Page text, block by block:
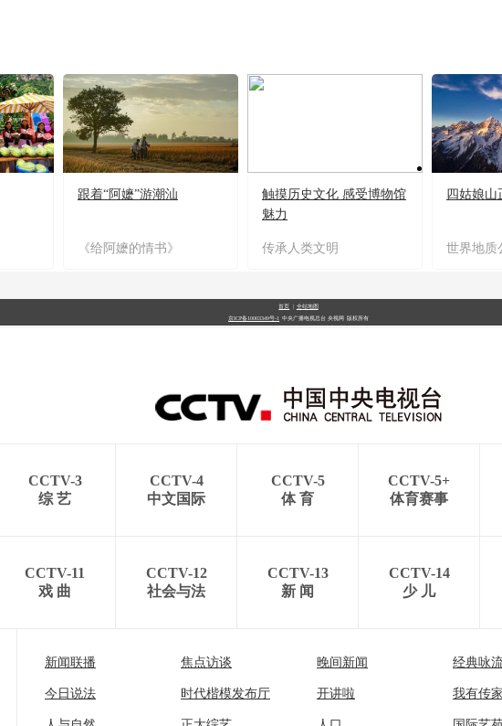
跟着“阿嬷”游潮汕
《给阿嬷的情书》
触摸历史文化 感受博物馆
魅力
传承人类文明
四姑娘山
世界地质
首页 全站地图
京ICP备10003349号-1 中央广播电视总台 央视网 版权所有
CCTV-3
综 艺
CCTV-4
中文国际
CCTV-5
体 育
CCTV-5+
体育赛事
CCTV-11
戏 曲
CCTV-12
社会与法
CCTV-13
新 闻
CCTV-14
少 儿
新闻联播 焦点访谈 晚间新闻 经典咏
今日说法 时代楷模发布厅 开讲啦 我有传